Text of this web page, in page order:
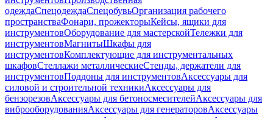
одеждаСпецодеждаСпецобувьОрганизация рабочего
пространстваФонари, прожекторыКейсы, ящики для
инструментовОборудование для мастерскойТележки для
инструментовМагнитыШкафы для
инструментовКомплектующие для инструментальных
шкафовСтеллажи металлическиеСтенды, держатели для
инструментовПоддоны для инструментовАксессуары для
силовой и строительной техникиАксессуары для
бензорезовАксессуары для бетоносмесителейАксессуары для
виброоборудованияАксессуары для генераторовАксессуары